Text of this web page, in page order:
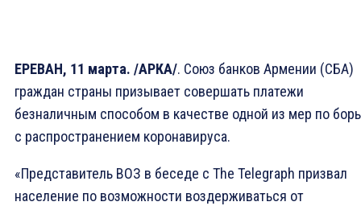
ЕРЕВАН, 11 марта. /АРКА/. Союз банков Армении (СБА)
граждан страны призывает совершать платежи
безналичным способом в качестве одной из мер по
с распространением коронавируса.
«Представитель ВОЗ в беседе с The Telegraph призвал
население по возможности воздерживаться от